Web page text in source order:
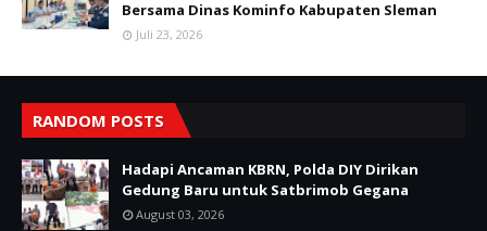
Bersama Dinas Kominfo Kabupaten Sleman
Juli 23, 2026
RANDOM POSTS
Hadapi Ancaman KBRN, Polda DIY Dirikan
Gedung Baru untuk Satbrimob Gegana
August 03, 2026